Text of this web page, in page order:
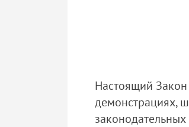
Настоящий
демонстрациях,